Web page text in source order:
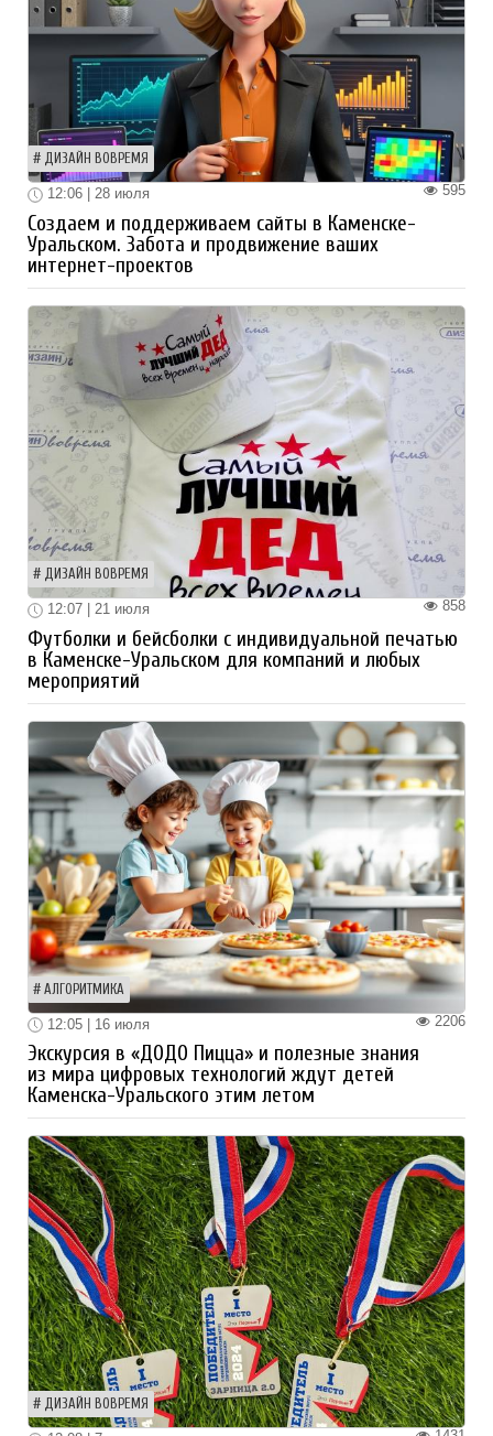
ДИЗАЙН ВОВРЕМЯ
595
12:06 | 28 июля
Создаем и поддерживаем сайты в Каменске-
Уральском. Забота и продвижение ваших
интернет-проектов
ДИЗАЙН ВОВРЕМЯ
858
12:07 | 21 июля
Футболки и бейсболки с индивидуальной печатью
в Каменске-Уральском для компаний и любых
мероприятий
АЛГОРИТМИКА
2206
12:05 | 16 июля
Экскурсия в «ДОДО Пицца» и полезные знания
из мира цифровых технологий ждут детей
Каменска-Уральского этим летом
ДИЗАЙН ВОВРЕМЯ